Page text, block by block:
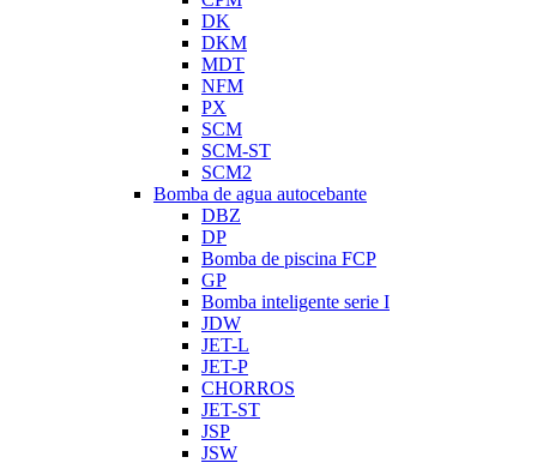
DK
DKM
MDT
NFM
PX
SCM
SCM-ST
SCM2
Bomba de agua autocebante
DBZ
DP
Bomba de piscina FCP
GP
Bomba inteligente serie I
JDW
JET-L
JET-P
CHORROS
JET-ST
JSP
JSW